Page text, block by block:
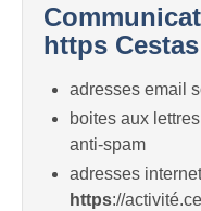
https Cestas
adresses email
boites aux
anti-spam
adresses
https://